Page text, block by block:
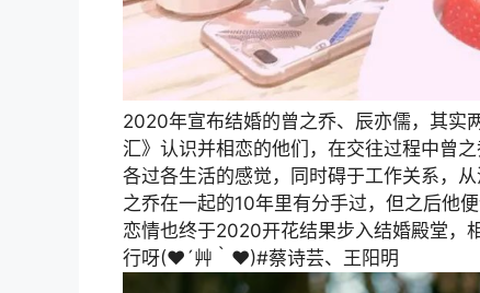
2020年宣布结婚的曾之乔、辰亦儒，其实
汇》认识并相恋的他们，在交往过程中曾
各过各生活的感觉，同时碍于工作关系，
之乔在一起的10年里有分手过，但之后他
恋情也终于2020开花结果步入结婚殿堂，
行呀(❤´艸｀❤)#蔡诗芸、王阳明